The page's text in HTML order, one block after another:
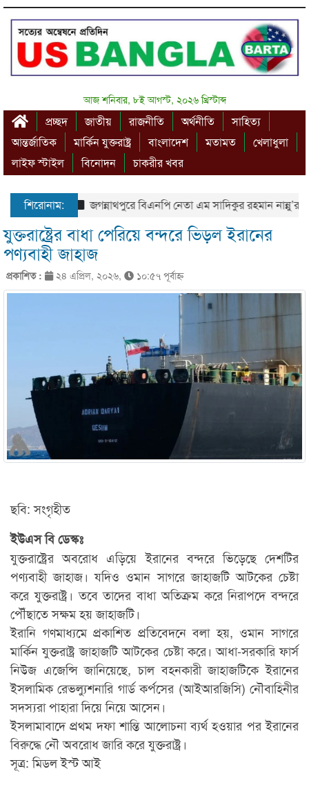
আজ শনিবার, ৮ই আগস্ট, ২০২৬ খ্রিস্টাব্দ
প্রচ্ছদ জাতীয় রাজনীতি অর্থনীতি
সাহিত্য
আন্তর্জাতিক
মার্কিন যুক্তরাষ্ট্র বাংলাদেশ মতামত
খেলাধুলা
লাইফ স্টাইল
বিনোদন চাকরীর খবর
শিরোনাম: জগন্নাথপুরে বিএনপি নেতা এম সাদিকুর রহমান নান্নু’র
যুক্তরাষ্ট্রের বাধা পেরিয়ে বন্দরে ভিড়ল ইরানের
পণ্যবাহী জাহাজ
প্রকাশিত : ২৪ এপ্রিল, ২০২৬, ১০:৫৭ পূর্বাহ্ণ
ছবি: সংগৃহীত
ইউএস বি ডেস্কঃ
যুক্তরাষ্ট্রের অবরোধ এড়িয়ে ইরানের বন্দরে ভিড়েছে দেশটির
পণ্যবাহী জাহাজ। যদিও ওমান সাগরে জাহাজটি আটকের চেষ্টা
করে যুক্তরাষ্ট্র। তবে তাদের বাধা অতিক্রম করে নিরাপদে বন্দরে
পৌঁছাতে সক্ষম হয় জাহাজটি।
ইরানি গণমাধ্যমে প্রকাশিত প্রতিবেদনে বলা হয়, ওমান সাগরে
মার্কিন যুক্তরাষ্ট্র জাহাজটি আটকের চেষ্টা করে। আধা-সরকারি ফার্স
নিউজ এজেন্সি জানিয়েছে, চাল বহনকারী জাহাজটিকে ইরানের
ইসলামিক রেভল্যুশনারি গার্ড কর্পসের (আইআরজিসি) নৌবাহিনীর
সদস্যরা পাহারা দিয়ে নিয়ে আসেন।
ইসলামাবাদে প্রথম দফা শান্তি আলোচনা ব্যর্থ হওয়ার পর ইরানের
বিরুদ্ধে নৌ অবরোধ জারি করে যুক্তরাষ্ট্র।
সূত্র: মিডল ইস্ট আই